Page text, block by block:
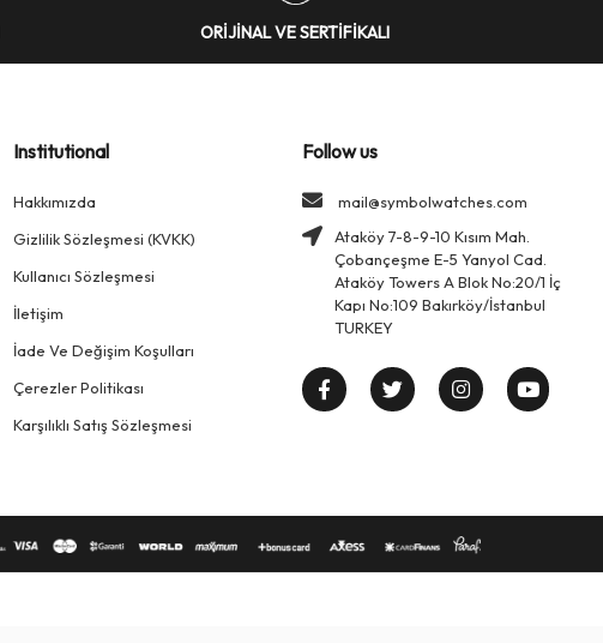
ORİJİNAL VE SERTİFİKALI
Institutional
Hakkımızda
Gizlilik Sözleşmesi (KVKK)
Kullanıcı Sözleşmesi
İletişim
İade Ve Değişim Koşulları
Çerezler Politikası
Karşılıklı Satış Sözleşmesi
Follow us
mail@symbolwatches.com
Ataköy 7-8-9-10 Kısım Mah.
Çobançeşme E-5 Yanyol Cad.
Ataköy Towers A Blok No:20/1 İç
Kapı No:109 Bakırköy/İstanbul
TURKEY